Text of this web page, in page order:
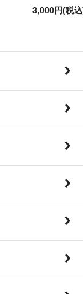
3,000円(税